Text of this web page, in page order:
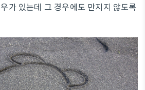
가 있는데 그 경우에도 만지지 않도록